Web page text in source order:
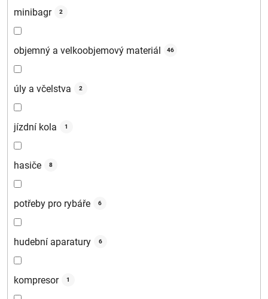
minibagr 2
objemný a velkoobjemový materiál 46
úly a včelstva 2
jízdní kola 1
hasiče 8
potřeby pro rybáře 6
hudební aparatury 6
kompresor 1